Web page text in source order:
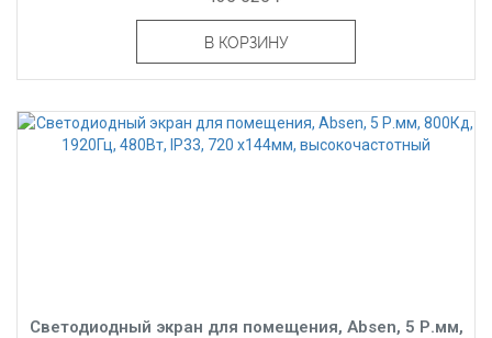
В КОРЗИНУ
Светодиодный экран для помещения, Absen, 5 Р.мм,